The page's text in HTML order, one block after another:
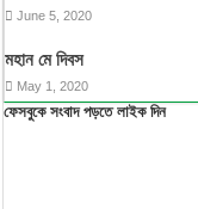
June 5, 2020
মহান মে দিবস
May 1, 2020
ফেসবুকে সংবাদ পড়তে লাইক দিন